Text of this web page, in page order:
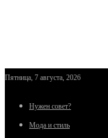
Пятница, 7 августа, 2026
Нужен совет?
Мода и стиль